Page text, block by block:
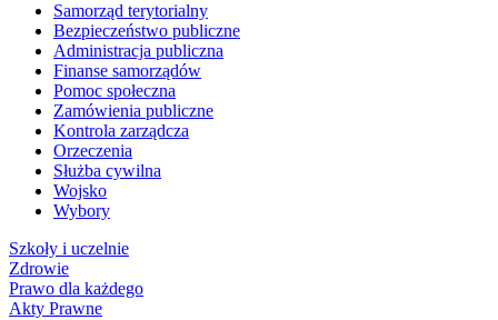
Samorząd terytorialny
Bezpieczeństwo publiczne
Administracja publiczna
Finanse samorządów
Pomoc społeczna
Zamówienia publiczne
Kontrola zarządcza
Orzeczenia
Służba cywilna
Wojsko
Wybory
Szkoły i uczelnie
Zdrowie
Prawo dla każdego
Akty Prawne